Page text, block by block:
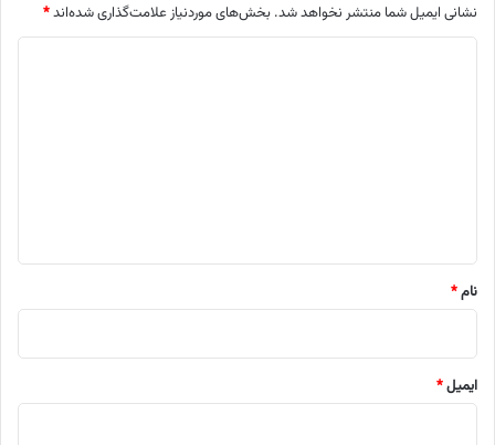
نشانی ایمیل شما منتشر نخواهد شد. بخش‌های موردنیاز علامت‌گذاری شده‌اند*
نام*
ایمیل*